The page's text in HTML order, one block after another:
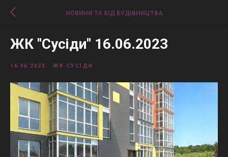
НОВИНИ ТА ХІД БУДІВНИЦТВА
ЖК "Сусіди" 16.06.2023
16.06.2023 ЖК СУСІДИ